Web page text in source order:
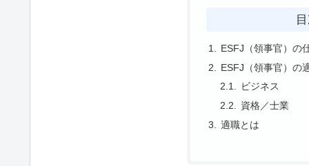
ESFJ（領事官）の
ESFJ（領事官）の
ビジネス
資格／士業
適職とは